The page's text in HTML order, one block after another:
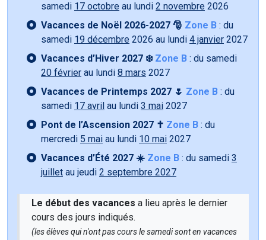
samedi 17 octobre au lundi 2 novembre 2026
Vacances de Noël 2026-2027 🎅 Zone B : du
samedi 19 décembre 2026 au lundi 4 janvier 2027
Vacances d’Hiver 2027 ❄️ Zone B : du samedi
20 février au lundi 8 mars 2027
Vacances de Printemps 2027 🌷 Zone B : du
samedi 17 avril au lundi 3 mai 2027
Pont de l’Ascension 2027 ✝️ Zone B : du
mercredi 5 mai au lundi 10 mai 2027
Vacances d’Été 2027 ☀️ Zone B : du samedi 3
juillet au jeudi 2 septembre 2027
Le début des vacances a lieu après le dernier
cours des jours indiqués.
(les élèves qui n'ont pas cours le samedi sont en vacances